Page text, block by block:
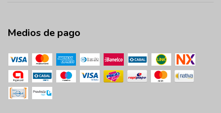
Medios de pago